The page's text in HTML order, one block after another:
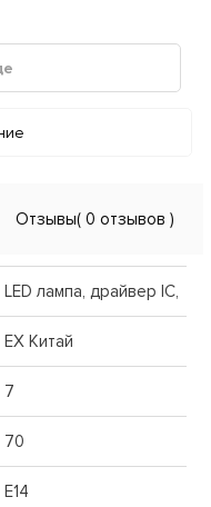
Отзывы( 0 отзывов )
LED лампа, драйвер IC,
ЕХ Китай
7
70
E14